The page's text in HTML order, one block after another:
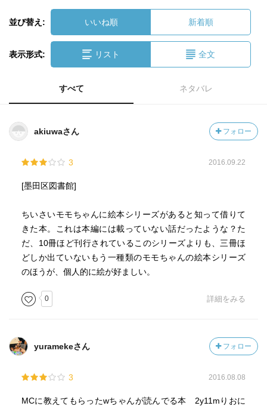
並び替え: いいね順 新着順
表示形式: リスト 全文
すべて ネタバレ
akiuwaさん フォロー
3 2016.09.22
[墨田区図書館]
ちいさいモモちゃんに絵本シリーズがあると知って借りて
きた本。これは本編には載っていない話だったような？た
だ、10冊ほど刊行されているこのシリーズよりも、三冊ほ
どしか出ていないもう一種類のモモちゃんの絵本シリーズ
のほうが、個人的に絵が好ましい。
0 詳細をみる
yuramekeさん フォロー
3 2016.08.08
MCに教えてもらったwちゃんが読んでる本 2y11mりおに